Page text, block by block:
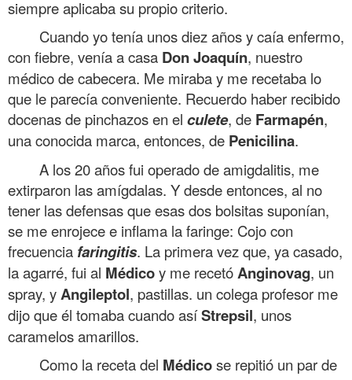
siempre aplicaba su propio criterio.
Cuando yo tenía unos diez años y caía enfermo,
con fiebre, venía a casa Don Joaquín, nuestro
médico de cabecera. Me miraba y me recetaba lo
que le parecía conveniente. Recuerdo haber recibido
docenas de pinchazos en el culete, de Farmapén,
una conocida marca, entonces, de Penicilina.
A los 20 años fui operado de amigdalitis, me
extirparon las amígdalas. Y desde entonces, al no
tener las defensas que esas dos bolsitas suponían,
se me enrojece e inflama la faringe: Cojo con
frecuencia faringitis. La primera vez que, ya casado,
la agarré, fui al Médicoy me recetóAnginovag, un
spray, yAngileptol, pastillas. un colega profesor me
dijo que él tomaba cuando asíStrepsil, unos
caramelos amarillos.
Como la receta del Médicose repitió un par de